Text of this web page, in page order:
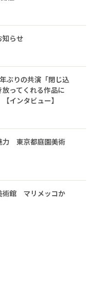
知らせ
ぶりの共演「閉じ込
ってくれる作品に
インタビュー】
力 東京都庭園美術
術館 マリメッコか